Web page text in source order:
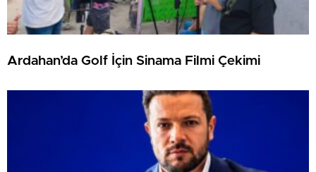
Ardahan’da Golf İçin Sinama Filmi Çekimi